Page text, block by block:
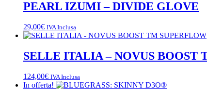
PEARL IZUMI – DIVIDE GLOVE
29,00€ IVA Inclusa
SELLE ITALIA – NOVUS BOOST
124,00€ IVA Inclusa
In offerta!